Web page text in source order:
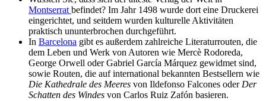
Montserrat befindet? Im Jahr 1498 wurde dort eine Druckerei
eingerichtet, und seitdem wurden kulturelle Aktivitäten
praktisch ununterbrochen durchgeführt.
In Barcelona gibt es außerdem zahlreiche Literaturrouten, die
dem Leben und Werk von Autoren wie Mercè Rodoreda,
George Orwell oder Gabriel García Márquez gewidmet sind,
sowie Routen, die auf international bekannten Bestsellern wie
Die Kathedrale des Meeres von Ildefonso Falcones oder Der
Schatten des Windes von Carlos Ruiz Zafón basieren.